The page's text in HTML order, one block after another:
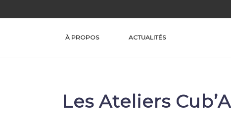
À PROPOS ACTUALITÉS
Les Ateliers